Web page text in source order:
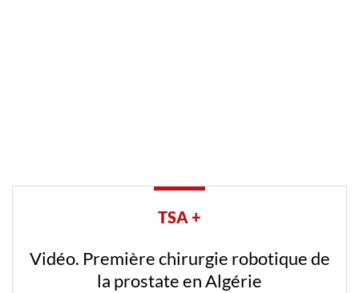
TSA +
Vidéo. Première chirurgie robotique de
la prostate en Algérie